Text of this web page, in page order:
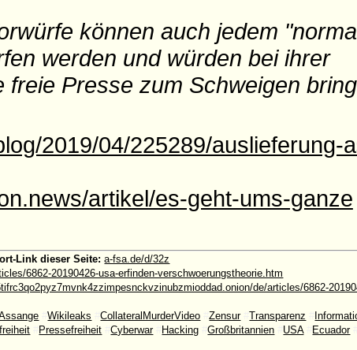
können auch jedem
werden und würden bei ihrer
freie Presse zum Schweigen
2019/04/225289/auslieferung-
artikel/es-geht-ums-ganze
Link dieser Seite: a-fsa.de/d/32z
6862-20190426-usa-erfinden-verschwoerungstheorie.htm
de/articles/6862-
#Wikileaks #CollateralMurderVideo #Zensur #Transparenz
Pressefreiheit #Cyberwar Hacking #Großbritannien USA Ecuador